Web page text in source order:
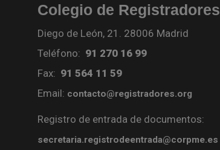
Colegio de Registradores
Diego de León, 21. 28006 Madrid
Teléfono: 91 270 16 99
Fax: 91 564 11 59
Email: contacto@registradores.org
Registro de entrada de documentos:
secretaria.registrodeentrada@corpme.es